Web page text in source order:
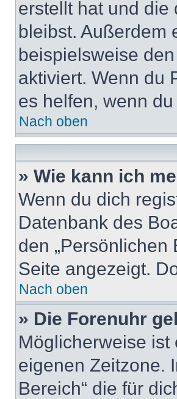
erstellt hat und die
bleibst. Außerdem
beispielsweise
aktiviert. Wenn du
es helfen, wenn
Nach oben
» Wie kann ich
Wenn du dich
Datenbank des
den „Persönlichen
Seite angezeigt.
Nach oben
» Die Forenuhr
Möglicherweise
eigenen Zeitzone.
Bereich“ die für